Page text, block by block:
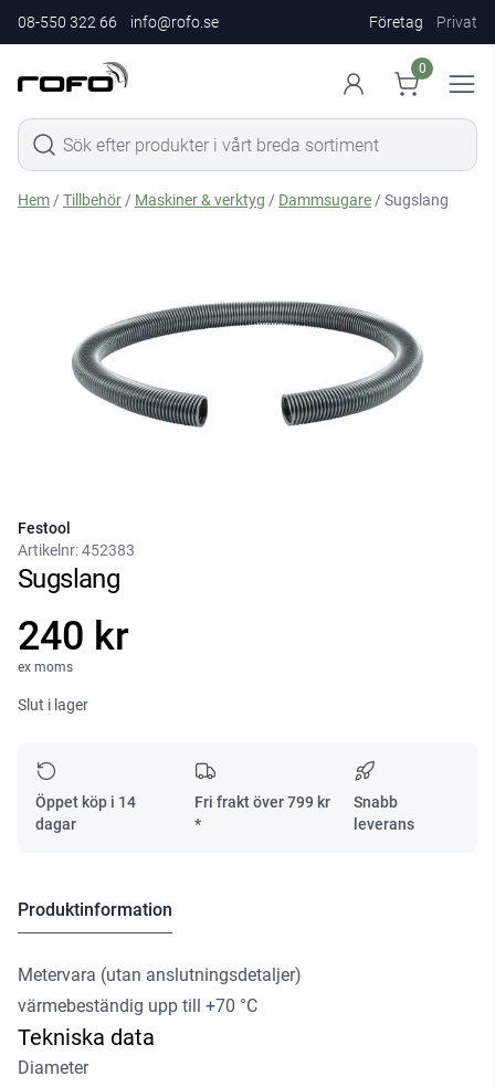
08-550 322 66 info@rofo.se Företag Privat
0
Hem /Tillbehör / Maskiner & verktyg / Dammsugare / Sugslang
Festool
Artikelnr:452383
Sugslang
240 kr
ex moms
Slut i lager
Öppet köp i 14
dagar
Fri frakt över799 kr
*
Snabb
leverans
Produktinformation
Metervara (utan anslutningsdetaljer)
värmebeständig upp till +70 °C
Tekniska data
Diameter